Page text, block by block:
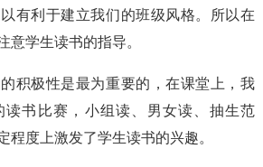
有利于建立我们的班级风格。所以在
意学生读书的指导。
积极性是最为重要的，在课堂上，我
读书比赛，小组读、男女读、抽生范
程度上激发了学生读书的兴趣。